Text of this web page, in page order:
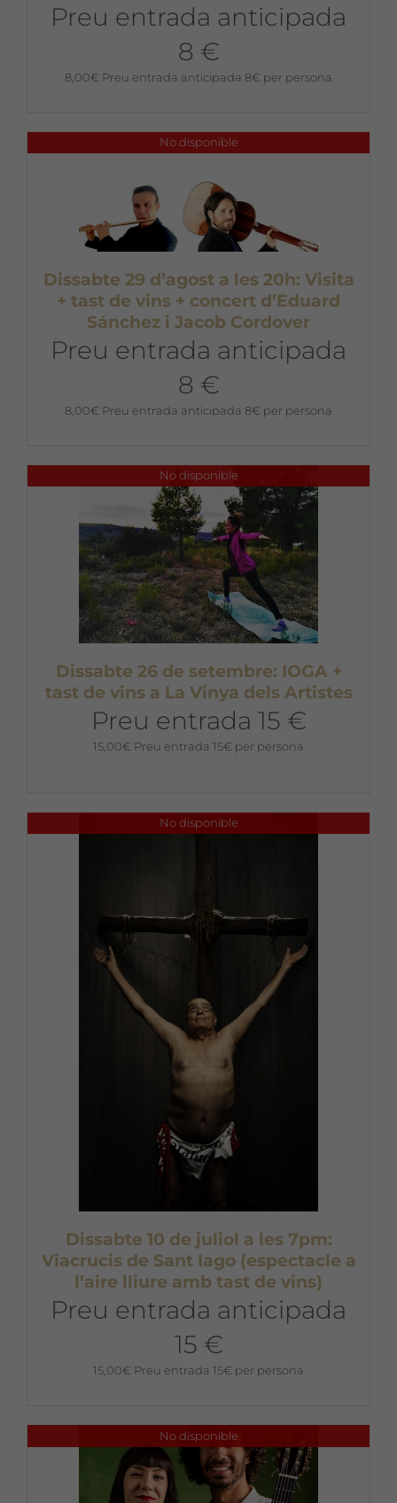
Preu entrada anticipada
8 €
8,00€ Preu entrada anticipada 8€ per persona
No disponible
Dissabte 29 d’agost a les 20h: Visita
+ tast de vins + concert d’Eduard
Sánchez i Jacob Cordover
Preu entrada anticipada
8 €
8,00€ Preu entrada anticipada 8€ per persona
No disponible
Dissabte 26 de setembre: IOGA +
tast de vins a La Vinya dels Artistes
Preu entrada 15 €
15,00€ Preu entrada 15€ per persona
No disponible
Dissabte 10 de juliol a les 7pm:
Viacrucis de Sant Iago (espectacle a
l’aire lliure amb tast de vins)
Preu entrada anticipada
15 €
15,00€ Preu entrada 15€ per persona
No disponible